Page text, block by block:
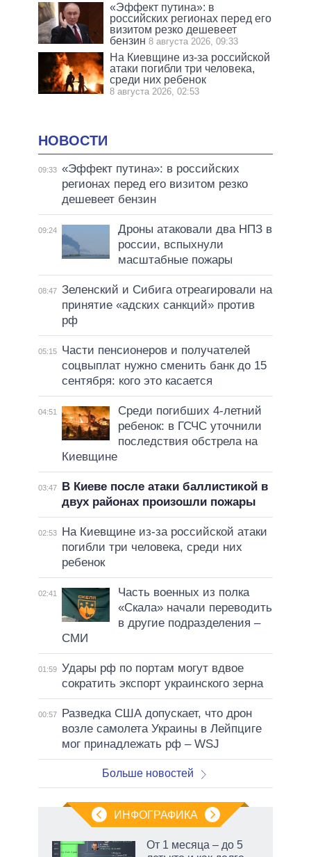
«Эффект путина»: в
российских регионах перед его
визитом резко дешевеет
бензин 8 августа 2026, 09:33
На Киевщине из-за российской
атаки погибли три человека,
среди них ребенок
8 августа 2026, 02:53
НОВОСТИ
09:33 «Эффект путина»: в российских
регионах перед его визитом резко
дешевеет бензин
09:24
Дроны атаковали два НПЗ в
россии, вспыхнули
масштабные пожары
08:47 Зеленский и Сибига отреагировали на
принятие «адских санкций» против
рф
05:15
Части пенсионеров и получателей
соцвыплат нужно сменить банк до 15
сентября: кого это касается
04:51
Среди погибших 4-летний
ребенок: в ГСЧС уточнили
последствия обстрела на
Киевщине
03:47
В Киеве после атаки баллистикой в
двух районах произошли пожары
02:53
На Киевщине из-за российской атаки
погибли три человека, среди них
ребенок
02:41
Часть военных из полка
«Скала» начали переводить
в другие подразделения –
СМИ
01:59 Удары рф по портам могут вдвое
сократить экспорт украинского зерна
00:57
Разведка США допускает, что дрон
возле самолета Украины в Лейпциге
мог принадлежать рф – WSJ
Больше новостей
ИНФОГРАФИКА
От 1 месяца – до 5